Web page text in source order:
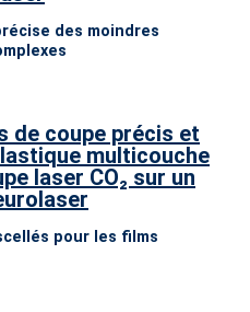
des moindres
pour les films